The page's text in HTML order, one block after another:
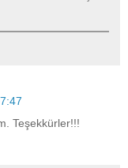
Teşekkürler!!!